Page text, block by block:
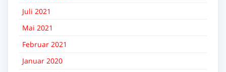
Juli 2021
Mai 2021
Februar 2021
Januar 2020